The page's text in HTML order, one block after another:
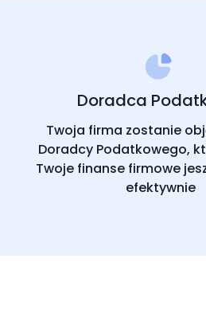
Doradca
Twoja firma zostanie
Doradcy Podatkowego,
Twoje finanse firmowe
efektywnie